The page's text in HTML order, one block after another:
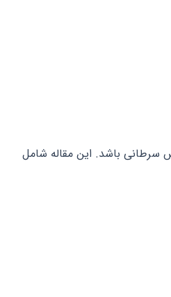
سرطانی باشد. این مقاله شامل